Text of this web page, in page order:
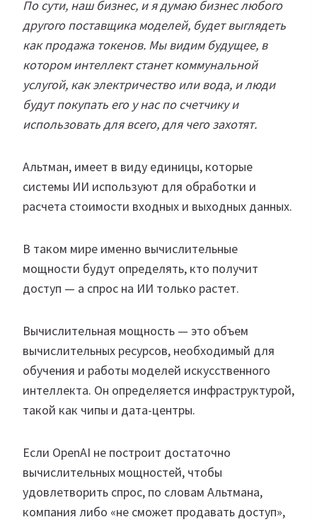
По сути, наш бизнес, и я думаю бизнес любого
другого поставщика моделей, будет выглядеть
как продажа токенов. Мы видим будущее, в
котором интеллект станет коммунальной
услугой, как электричество или вода, и люди
будут покупать его у нас по счетчику и
использовать для всего, для чего захотят.
Альтман, имеет в виду единицы, которые
системы ИИ используют для обработки и
расчета стоимости входных и выходных данных.
В таком мире именно вычислительные
мощности будут определять, кто получит
доступ — а спрос на ИИ только растет.
Вычислительная мощность — это объем
вычислительных ресурсов, необходимый для
обучения и работы моделей искусственного
интеллекта. Он определяется инфраструктурой,
такой как чипы и дата-центры.
Если OpenAI не построит достаточно
вычислительных мощностей, чтобы
удовлетворить спрос, по словам Альтмана,
компания либо «не сможет продавать доступ»,